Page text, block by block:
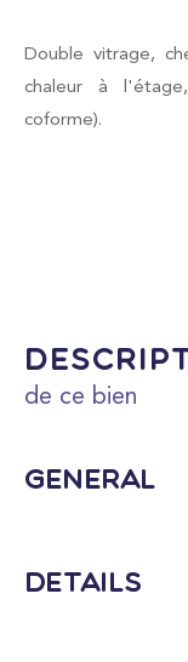
Double vitrage,
chaleur à
coforme).
de ce bien
Général
Détails